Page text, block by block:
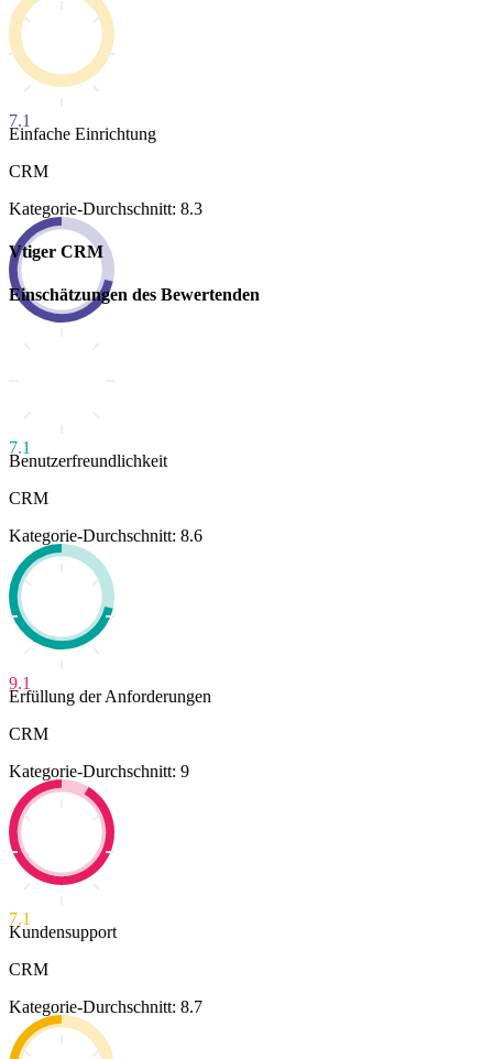
7.1
Einfache Einrichtung
CRM
Kategorie-Durchschnitt: 8.3
Vtiger CRM
Einschätzungen des Bewertenden
7.1
Benutzerfreundlichkeit
CRM
Kategorie-Durchschnitt: 8.6
9.1
Erfüllung der Anforderungen
CRM
Kategorie-Durchschnitt: 9
7.1
Kundensupport
CRM
Kategorie-Durchschnitt: 8.7